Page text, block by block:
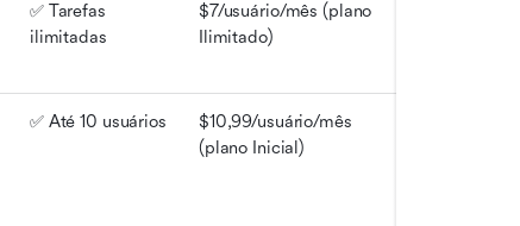
✅ Tarefas
ilimitadas
$7/usuário/mês (plano
Ilimitado)
✅ Até 10 usuários
$10,99/usuário/mês
(plano Inicial)